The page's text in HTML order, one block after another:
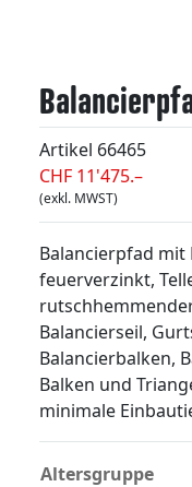
Artikel 66465
CHF 11'475.–
(exkl. MWST)
Balancierpfad
feuerverzinkt,
Balancierseil,
Balancierbalken,
Balken und
minimale
Altersgruppe